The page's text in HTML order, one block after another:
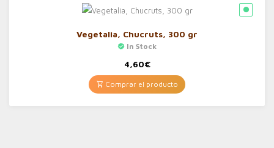
Vegetalia, Chucruts, 300 gr
In Stock
4,60€
Comprar el producto